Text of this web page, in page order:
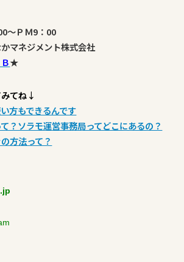
～ＰＭ9：00
マネジメント株式会社
★
みてね↓
方もできるんです
？ソラモ運営事務局ってどこにあるの？
方法って？